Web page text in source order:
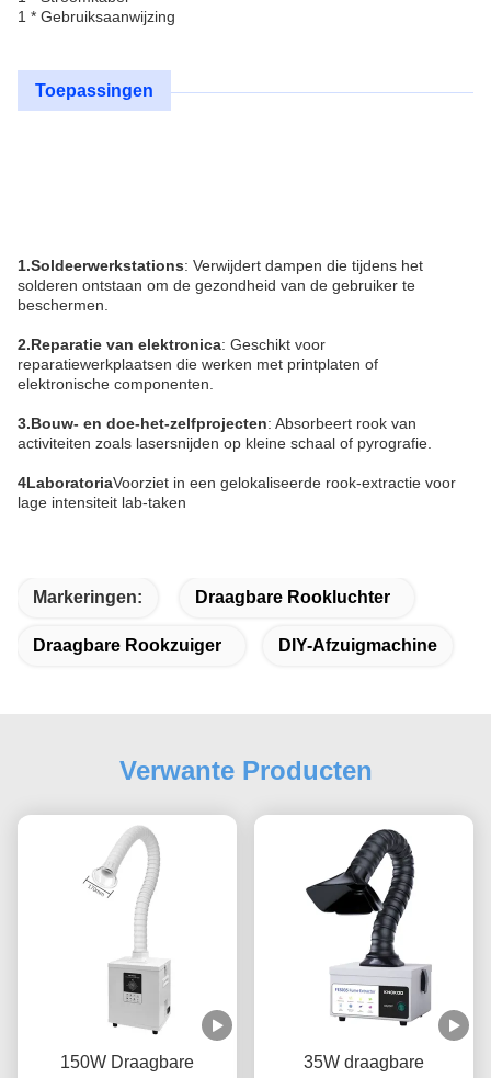
1 * Gebruiksaanwijzing
Toepassingen
1.Soldeerwerkstations: Verwijdert dampen die tijdens het
solderen ontstaan om de gezondheid van de gebruiker te
beschermen.
2.Reparatie van elektronica: Geschikt voor
reparatiewerkplaatsen die werken met printplaten of
elektronische componenten.
3.Bouw- en doe-het-zelfprojecten: Absorbeert rook van
activiteiten zoals lasersnijden op kleine schaal of pyrografie.
4LaboratoriaVoorziet in een gelokaliseerde rook-extractie voor
lage intensiteit lab-taken
Markeringen: Draagbare Rookluchter
Draagbare Rookzuiger DIY-Afzuigmachine
Verwante Producten
150W Draagbare
35W draagbare